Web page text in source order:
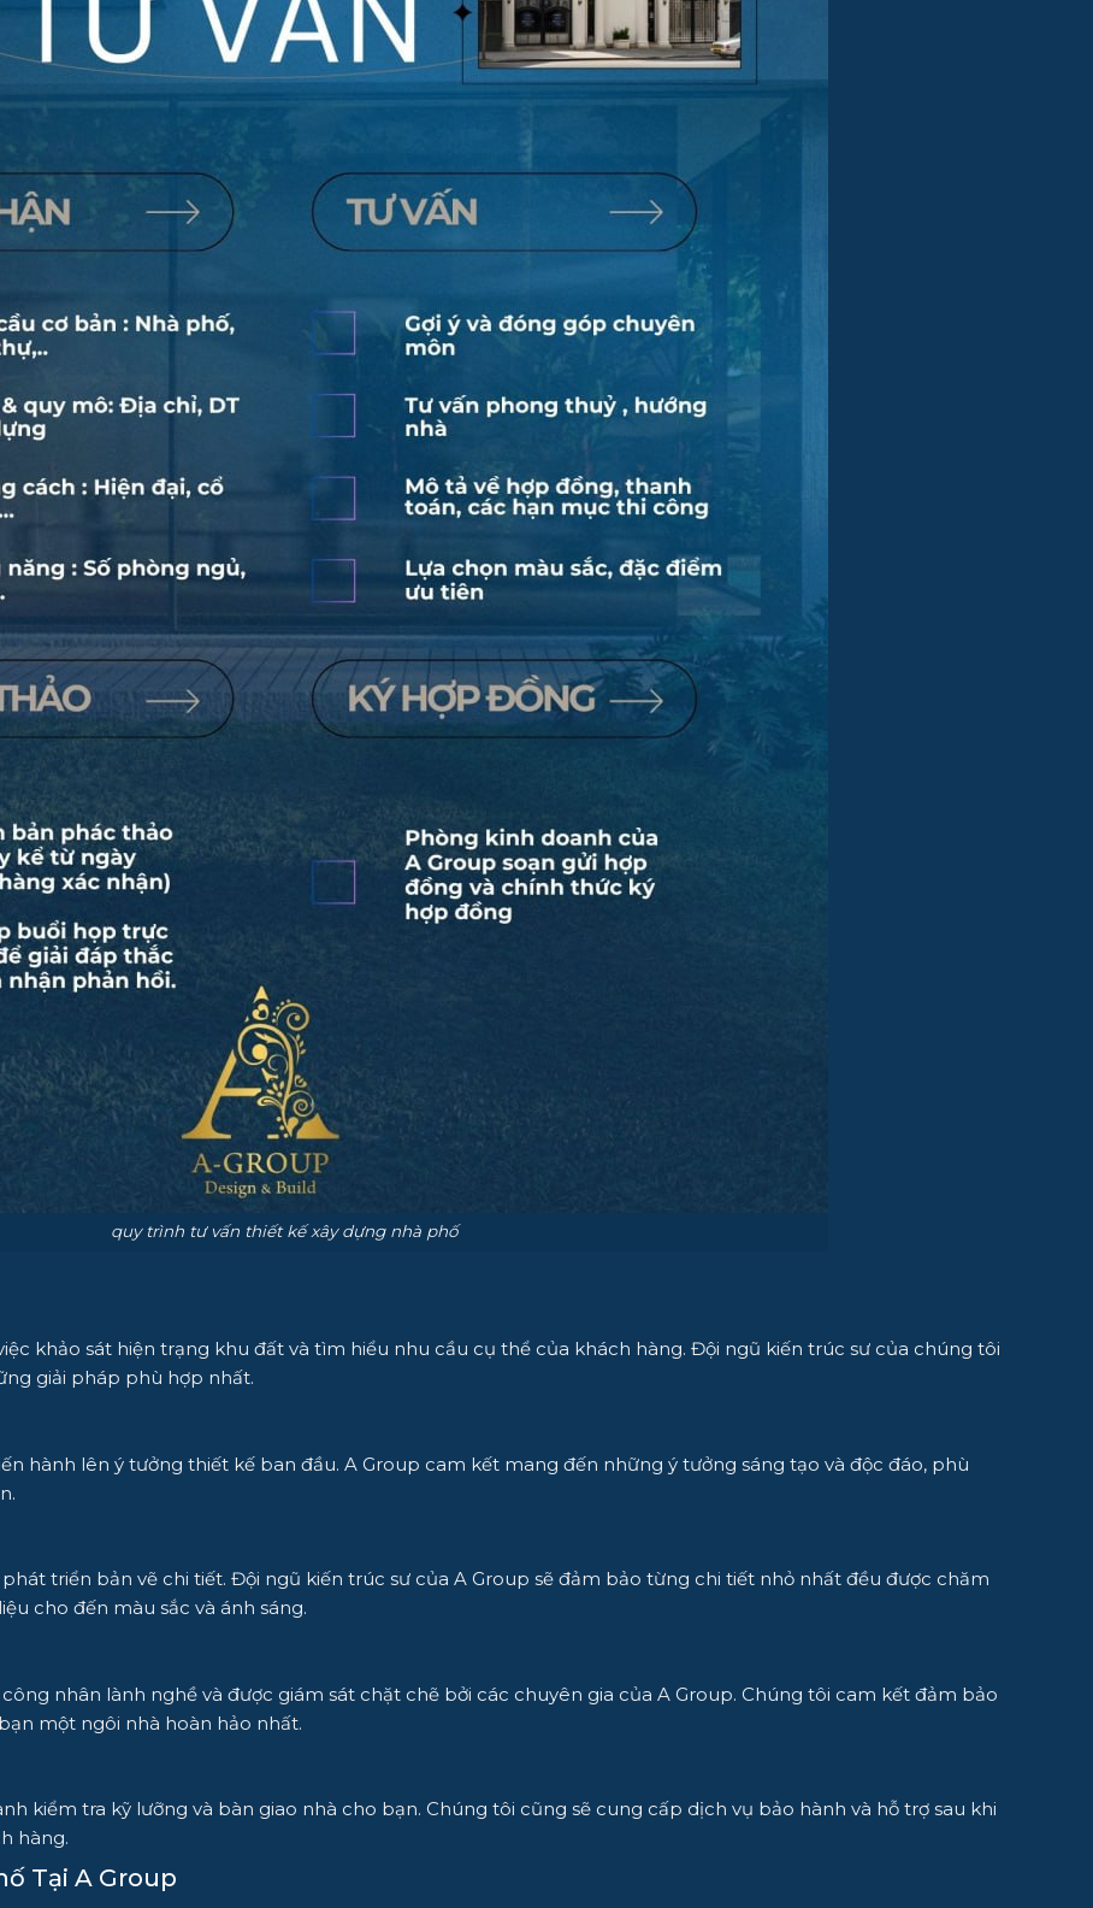
quy trình tư vấn thiết kế xây dựng nhà phố
khảo sát hiện trạng khu đất và tìm hiểu nhu cầu cụ thể của khách hàng. Đội ngũ kiến trúc sư của chúng tôi
giải pháp phù hợp nhất.
hành lên ý tưởng thiết kế ban đầu. A Group cam kết mang đến những ý tưởng sáng tạo và độc đáo, phù
triển bản vẽ chi tiết. Đội ngũ kiến trúc sư của A Group sẽ đảm bảo từng chi tiết nhỏ nhất đều được chăm
cho đến màu sắc và ánh sáng.
nhân lành nghề và được giám sát chặt chẽ bởi các chuyên gia của A Group. Chúng tôi cam kết đảm bảo
một ngôi nhà hoàn hảo nhất.
kiểm tra kỹ lưỡng và bàn giao nhà cho bạn. Chúng tôi cũng sẽ cung cấp dịch vụ bảo hành và hỗ trợ sau khi
hàng.
Tại A Group